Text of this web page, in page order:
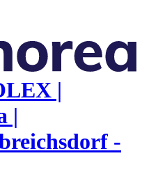
|
|
-